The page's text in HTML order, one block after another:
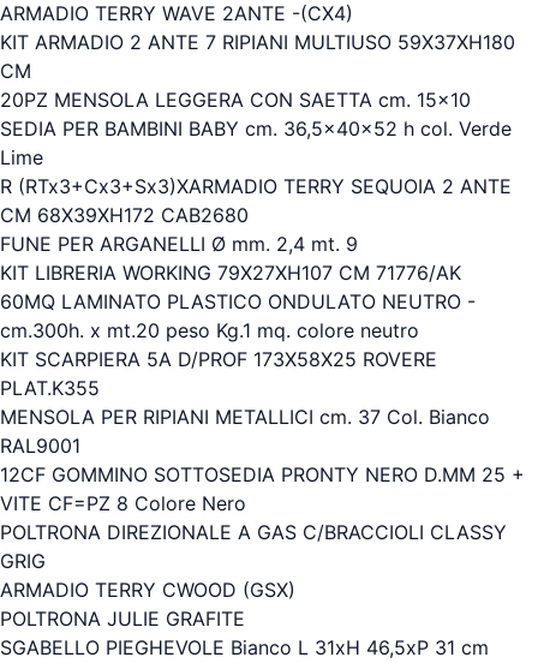
ARMADIO TERRY WAVE 2ANTE -(CX4)
KIT ARMADIO 2 ANTE 7 RIPIANI MULTIUSO 59X37XH180
CM
20PZ MENSOLA LEGGERA CON SAETTA cm. 15x10
SEDIA PER BAMBINI BABY cm. 36,5x40x52 h col. Verde
Lime
R (RTx3+Cx3+Sx3)XARMADIO TERRY SEQUOIA 2 ANTE
CM 68X39XH172 CAB2680
FUNE PER ARGANELLI Ø mm. 2,4 mt. 9
KIT LIBRERIA WORKING 79X27XH107 CM 71776/AK
60MQ LAMINATO PLASTICO ONDULATO NEUTRO -
cm.300h. x mt.20 peso Kg.1 mq. colore neutro
KIT SCARPIERA 5A D/PROF 173X58X25 ROVERE
PLAT.K355
MENSOLA PER RIPIANI METALLICI cm. 37 Col. Bianco
RAL9001
12CF GOMMINO SOTTOSEDIA PRONTY NERO D.MM 25 +
VITE CF=PZ 8 Colore Nero
POLTRONA DIREZIONALE A GAS C/BRACCIOLI CLASSY
GRIG
ARMADIO TERRY CWOOD (GSX)
POLTRONA JULIE GRAFITE
SGABELLO PIEGHEVOLE Bianco L 31xH 46,5xP 31 cm